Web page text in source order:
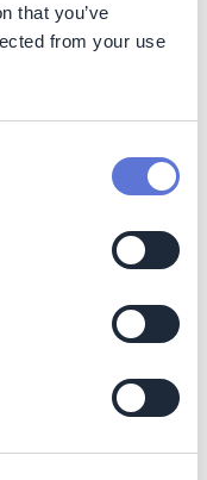
that you’ve
from your use
dan
penting untuk
. Mari kita
yang sukses:
untuk aksi iklim
Menyadari bahwa
terhadap
tindakan.